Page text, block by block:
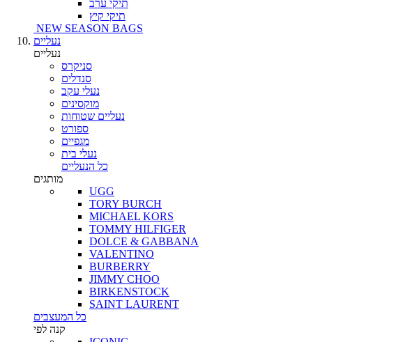
תיקי ערב
תיקי קיץ
NEW SEASON BAGS
נעליים
נעליים
סניקרס
סנדלים
נעלי עקב
מוקסינים
נעליים שטוחות
ספורט
מגפיים
נעלי בית
כל הנעליים
מותגים
UGG
TORY BURCH
MICHAEL KORS
TOMMY HILFIGER
DOLCE & GABBANA
VALENTINO
BURBERRY
JIMMY CHOO
BIRKENSTOCK
SAINT LAURENT
כל המעצבים
קנה לפי